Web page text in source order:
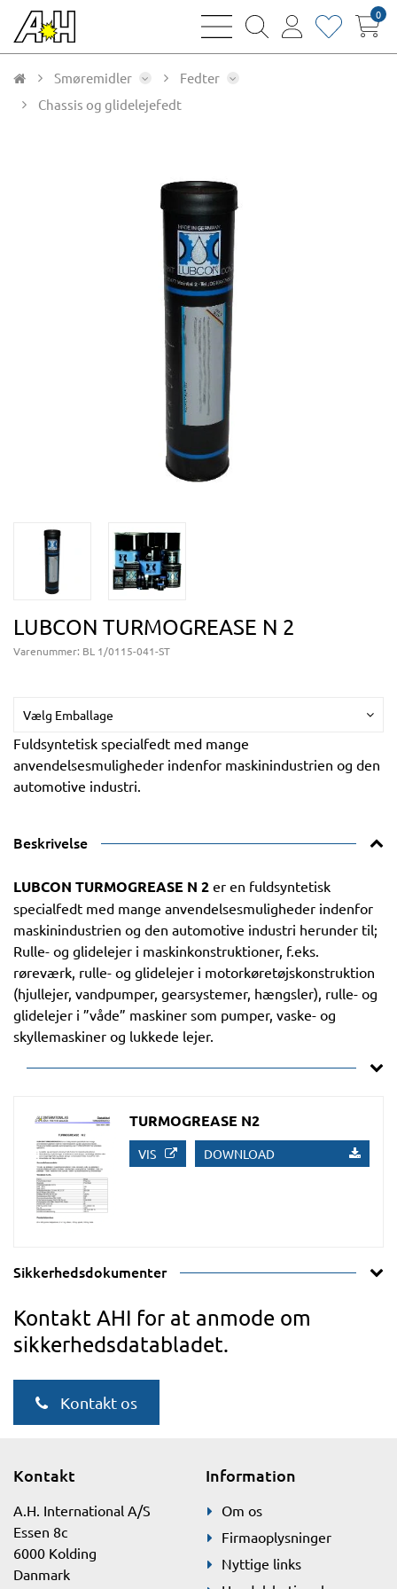
bars
magnifying
user
heart0
Smøremidler
Fedter
Chassis og glidelejefedt
LUBCON TURMOGREASE N 2
Varenummer: BL 1/0115-041-ST
Vælg Emballage
Fuldsyntetisk specialfedt med mange
anvendelsesmuligheder indenfor maskinindustrien og den
automotive industri.
Beskrivelse
LUBCON TURMOGREASE N 2 er en fuldsyntetisk
specialfedt med mange anvendelsesmuligheder indenfor
maskinindustrien og den automotive industri herunder til;
Rulle- og glidelejer i maskinkonstruktioner, f.eks.
røreværk, rulle- og glidelejer i motorkøretøjskonstruktion
(hjullejer, vandpumper, gearsystemer, hængsler), rulle- og
glidelejer i ”våde” maskiner som pumper, vaske- og
skyllemaskiner og lukkede lejer.
TURMOGREASE N2
VIS DOWNLOAD
Sikkerhedsdokumenter
Kontakt AHI for at anmode om
sikkerhedsdatabladet.
Kontakt os
Kontakt
A.H. International A/S
Essen 8c
6000 Kolding
Danmark
Information
Om os
Firmaoplysninger
Nyttige links